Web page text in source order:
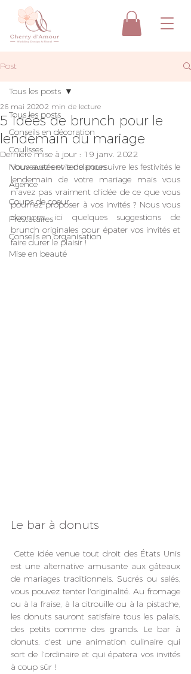
Post
Tous les posts
Conseils en décoration
Coulisses
Nouveautés et tendances
Agence
Coups de coeur
Prestataires
Conseils en organisation
Mise en beauté
Tous les posts
5 idées de brunch pour le
lendemain du mariage
26 mai 2020 2 min de lecture
Dernière mise à jour : 19 janv. 2022
Vous avez envie de poursuivre les festivités le
lendemain de votre mariage mais vous
n'avez pas vraiment d'idée de ce que vous
pourriez proposer à vos invités ? Nous vous
donnons ici quelques suggestions de
brunch originales pour épater vos invités et
faire durer le plaisir !
Le bar à donuts
est une alternative amusante aux gâteaux
de mariages traditionnels. Sucrés ou salés,
vous pouvez tenter l'originalité. Au fromage
ou à la fraise, à la citrouille ou à la pistache,
les donuts sauront satisfaire tous les palais,
des petits comme des grands. Le bar à
donuts, c'est une animation culinaire qui
sort de l’ordinaire et qui épatera vos invités
à coup sûr !